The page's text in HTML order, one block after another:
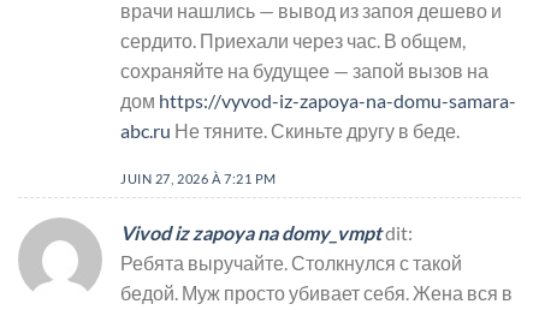
врачи нашлись — вывод из запоя дешево и
сердито. Приехали через час. В общем,
сохраняйте на будущее — запой вызов на
дом https://vyvod-iz-zapoya-na-domu-samara-
abc.ru Не тяните. Скиньте другу в беде.
JUIN 27, 2026 À 7:21 PM
Vivod iz zapoya na domy_vmptdit:
Ребята выручайте. Столкнулся с такой
бедой. Муж просто убивает себя. Жена вся в